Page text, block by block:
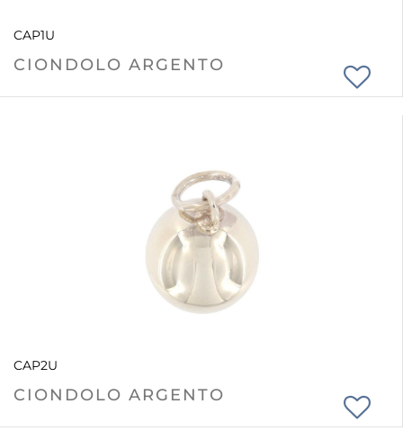
CAP1U
CIONDOLO ARGENTO
CAP2U
CIONDOLO ARGENTO